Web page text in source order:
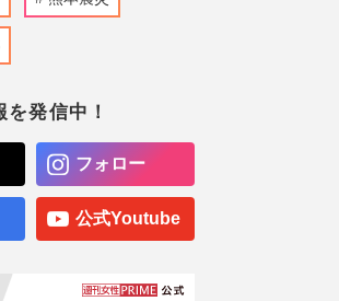
発信中！
フォロー
公式Youtube